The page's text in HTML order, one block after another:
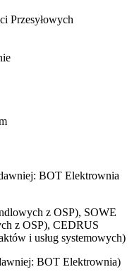
Przesyłowych
BOT Elektrownia
z OSP), SOWE
z OSP), CEDRUS
i usług systemowych)
BOT Elektrownia)